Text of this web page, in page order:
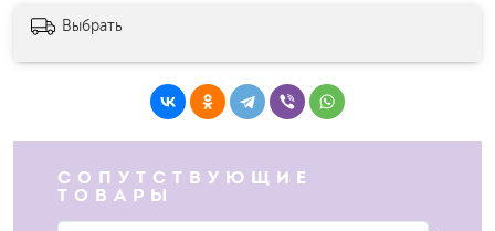
Выбрать
СОПУТСТВУЮЩИЕ
ТОВАРЫ